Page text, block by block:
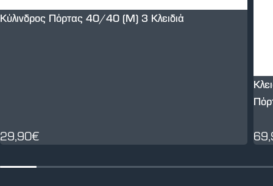
Κύλινδρος Πόρτας 40/40 (M) 3 Κλειδιά
29,90€